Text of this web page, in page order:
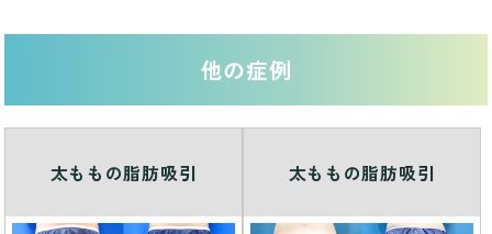
他の症例
太ももの脂肪吸引 太ももの脂肪吸引